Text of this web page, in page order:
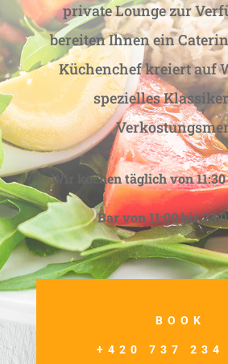
private Lounge zur
bereiten Ihnen ein
Küchenchef kreiert auf
spezielles
Wir kochen täglich von 11:30
Bar von 11:00 bis
BOOK
+420 737 234